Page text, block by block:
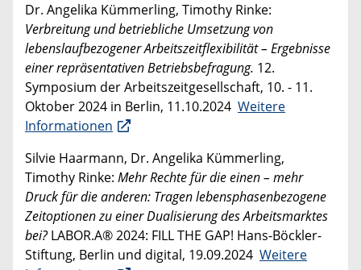
Dr. Angelika Kümmerling, Timothy Rinke:
Verbreitung und betriebliche Umsetzung von
lebenslaufbezogener Arbeitszeitflexibilität – Ergebnisse
einer repräsentativen Betriebsbefragung. 12.
Symposium der Arbeitszeitgesellschaft, 10. - 11.
Oktober 2024 in Berlin, 11.10.2024 Weitere
Informationen
Silvie Haarmann, Dr. Angelika Kümmerling,
Timothy Rinke: Mehr Rechte für die einen – mehr
Druck für die anderen: Tragen lebensphasenbezogene
Zeitoptionen zu einer Dualisierung des Arbeitsmarktes
bei?LABOR.A® 2024: FILL THE GAP! Hans-Böckler-
Stiftung, Berlin und digital, 19.09.2024 Weitere